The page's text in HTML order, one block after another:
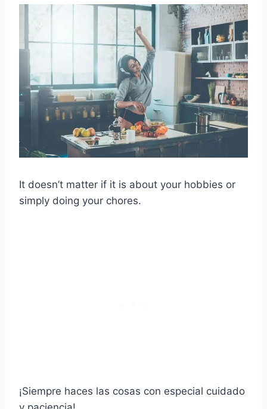
It doesn’t matter if it is about your hobbies or
simply doing your chores.
¡Siempre haces las cosas con especial cuidado